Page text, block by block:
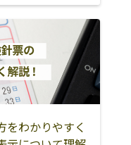
東牟婁郡那智勝
東牟婁郡北山村
岩出市
をわかりやすく